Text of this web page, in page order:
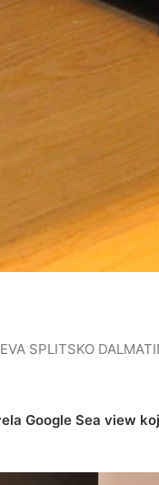
SPLITSKO
Google Sea view